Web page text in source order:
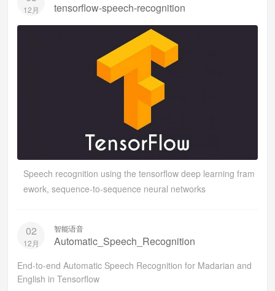
12月 tensorflow-speech-recognition
Speech recognition using the tensorflow deep learning fram
ework, sequence-to-sequence neural networks
02
12月
智能语音
Automatic_Speech_Recognition
End-to-end Automatic Speech Recognition for Madarian and
English in Tensorflow